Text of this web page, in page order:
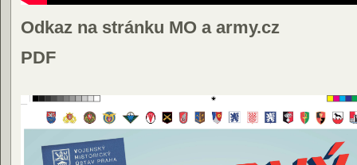
Odkaz na stránku MO a army.cz
PDF